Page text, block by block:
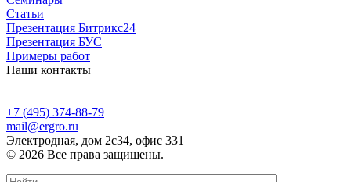
Статьи
Презентация Битрикс24
Презентация БУС
Примеры работ
Наши контакты
+7 (495) 374-88-79
mail@ergro.ru
Электродная, дом 2с34, офис 331
© 2026 Все права защищены.